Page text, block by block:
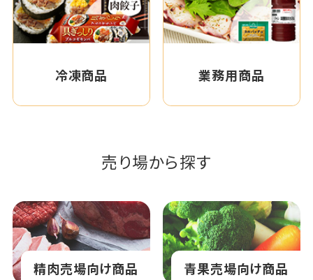
冷凍商品 業務用商品
売り場から探す
精肉売場向け商品 青果売場向け商品